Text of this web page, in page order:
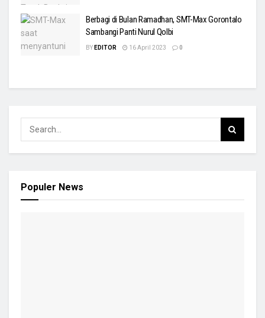
Berbagi di Bulan Ramadhan, SMT-Max Gorontalo
Sambangi Panti Nurul Qolbi
BY EDITOR 16 April 2023 0
Populer News